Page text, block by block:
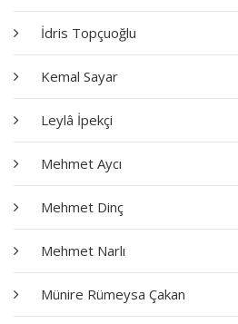
İdris Topçuoğlu
Kemal Sayar
Leylâ İpekçi
Mehmet Aycı
Mehmet Dinç
Mehmet Narlı
Münire Rümeysa Çakan